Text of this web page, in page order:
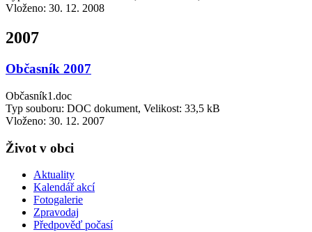
Vloženo: 30. 12. 2008
2007
Občasník 2007
Občasník1.doc
Typ souboru: DOC dokument, Velikost: 33,5 kB
Vloženo: 30. 12. 2007
Život v obci
Aktuality
Kalendář akcí
Fotogalerie
Zpravodaj
Předpověď počasí